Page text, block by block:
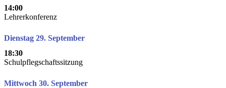
14:00
Lehrerkonferenz
Dienstag 29. September
18:30
Schulpflegschaftssitzung
Mittwoch 30. September